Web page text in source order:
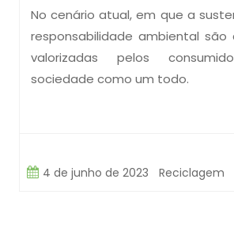
No cenário atual, em que a
responsabilidade ambiental são
valorizadas pelos
sociedade como um todo.
4 de junho de 2023 Reciclagem